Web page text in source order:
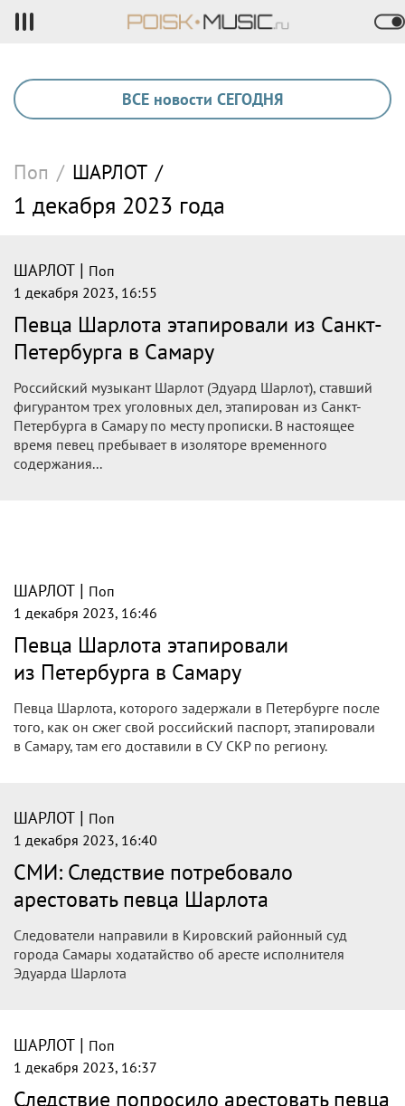
ВСЕ новости СЕГОДНЯ
Поп / ШАРЛОТ /
1 декабря 2023 года
ШАРЛОТ | Поп
1 декабря 2023, 16:55
Певца Шарлота этапировали из Санкт-
Петербурга в Самару
Российский музыкант Шарлот (Эдуард Шарлот), ставший
фигурантом трех уголовных дел, этапирован из Санкт-
Петербурга в Самару по месту прописки. В настоящее
время певец пребывает в изоляторе временного
содержания...
ШАРЛОТ | Поп
1 декабря 2023, 16:46
Певца Шарлота этапировали
из Петербурга в Самару
Певца Шарлота, которого задержали в Петербурге после
того, как он сжег свой российский паспорт, этапировали
в Самару, там его доставили в СУ СКР по региону.
ШАРЛОТ | Поп
1 декабря 2023, 16:40
СМИ: Следствие потребовало
арестовать певца Шарлота
Следователи направили в Кировский районный суд
города Самары ходатайство об аресте исполнителя
Эдуарда Шарлота
ШАРЛОТ | Поп
1 декабря 2023, 16:37
Следствие попросило арестовать певца